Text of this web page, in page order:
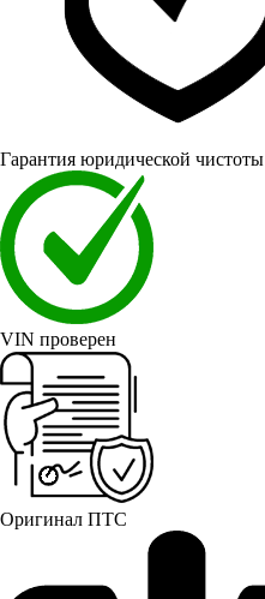
Гарантия юридической чистоты
VIN проверен
Оригинал ПТС